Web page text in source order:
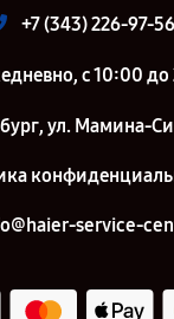
+7 (343) 226-97-56
с 10:00
ул. Мамина-
service-